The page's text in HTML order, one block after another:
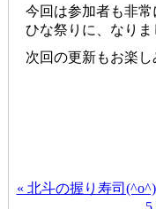
今回は参加者も非
ひな祭りに、なり
次回の更新もお楽し
« 北斗の握り寿司